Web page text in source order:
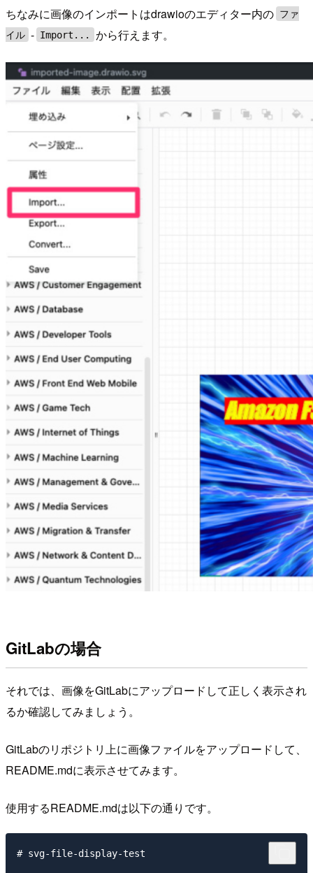
ちなみに画像のインポートはdrawioのエディター内の ファ
イル - Import... から行えます。
GitLabの場合
それでは、画像をGitLabにアップロードして正しく表示され
るか確認してみましょう。
GitLabのリポジトリ上に画像ファイルをアップロードして、
README.mdに表示させてみます。
使用するREADME.mdは以下の通りです。
# svg-file-display-test